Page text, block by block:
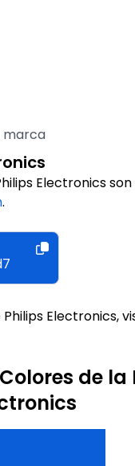
marca
Electronics
.
Electronics,
de la